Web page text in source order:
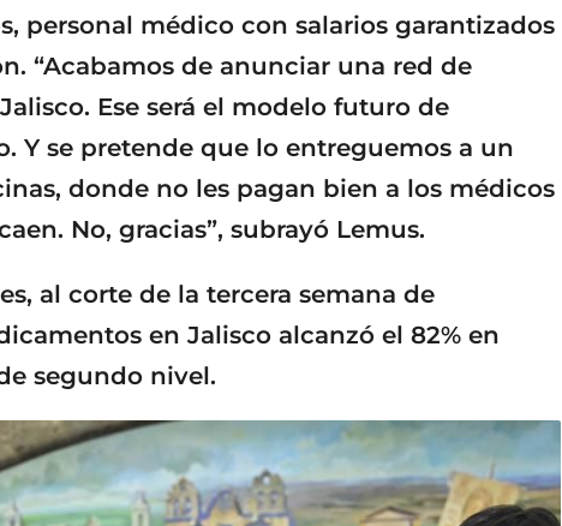
personal médico con salarios garantizados
“Acabamos de anunciar una red de
Ese será el modelo futuro de
Y se pretende que lo entreguemos a un
donde no les pagan bien a los médicos
No, gracias”, subrayó Lemus.
al corte de la tercera semana de
en Jalisco alcanzó el 82% en
segundo nivel.